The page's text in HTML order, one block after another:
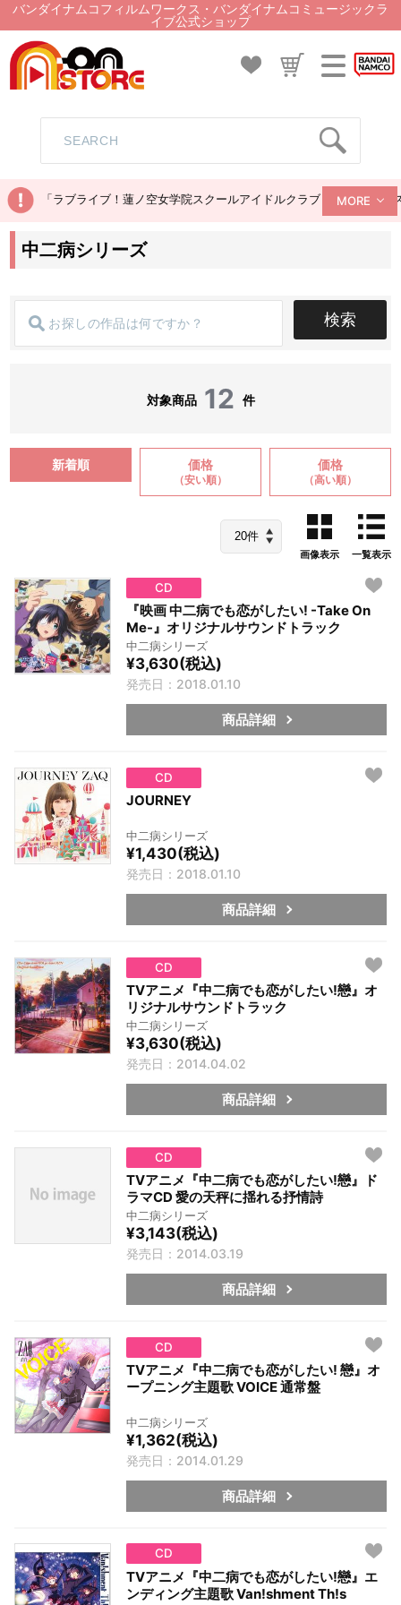
バンダイナムコフィルムワークス・バンダイナムコミュージックラ
イブ公式ショップ
「ラブライブ！蓮ノ空女学院スクールアイドルクラブ ぬいぐるみ
MORE
中二病シリーズ
検索
対象商品 12 件
新着順 価格
（安い順）
価格
（高い順）
画像表示 一覧表示
CD
『映画 中二病でも恋がしたい! -Take On
Me-』オリジナルサウンドトラック
中二病シリーズ
¥3,630(税込)
発売日：2018.01.10
商品詳細
CD
JOURNEY
中二病シリーズ
¥1,430(税込)
発売日：2018.01.10
商品詳細
CD
TVアニメ『中二病でも恋がしたい!戀』オ
リジナルサウンドトラック
中二病シリーズ
¥3,630(税込)
発売日：2014.04.02
商品詳細
CD
TVアニメ『中二病でも恋がしたい!戀』ド
ラマCD 愛の天秤に揺れる抒情詩
中二病シリーズ
¥3,143(税込)
発売日：2014.03.19
商品詳細
CD
TVアニメ『中二病でも恋がしたい! 戀』オ
ープニング主題歌 VOICE 通常盤
中二病シリーズ
¥1,362(税込)
発売日：2014.01.29
商品詳細
CD
TVアニメ『中二病でも恋がしたい!戀』エ
ンディング主題歌 Van!shment Th!s